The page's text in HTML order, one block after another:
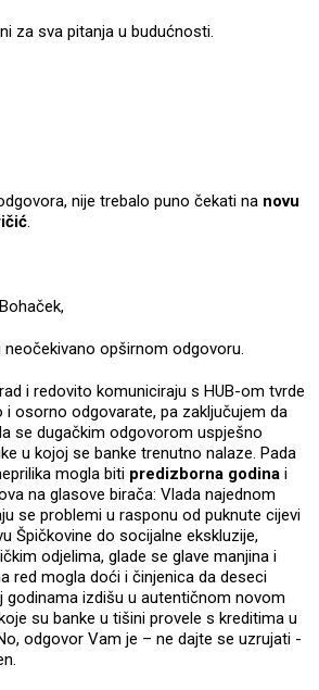
za sva pitanja u budućnosti.
nije trebalo puno čekati na novu
.
opširnom odgovoru.
i redovito komuniciraju s HUB-om tvrde
i osorno odgovarate, pa zaključujem da
se dugačkim odgovorom uspješno
u kojoj se banke trenutno nalaze. Pada
mogla biti predizborna godina i
na glasove birača: Vlada najednom
se problemi u rasponu od puknute cijevi
Špičkovine do socijalne ekskluzije,
odjelima, glade se glave manjina i
red mogla doći i činjenica da deseci
godinama izdišu u autentičnom novom
su banke u tišini provele s kreditima u
odgovor Vam je – ne dajte se uzrujati -